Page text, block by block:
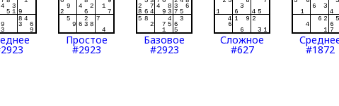
Простое
#2923
Базовое
#2923
Сложное
#627 #1872